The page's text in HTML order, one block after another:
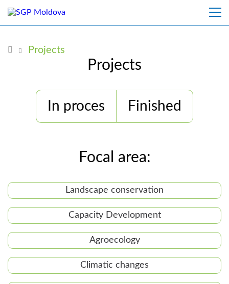
Projects
Projects
In proces Finished
Focal area:
Landscape conservation
Capacity Development
Agroecology
Climatic changes